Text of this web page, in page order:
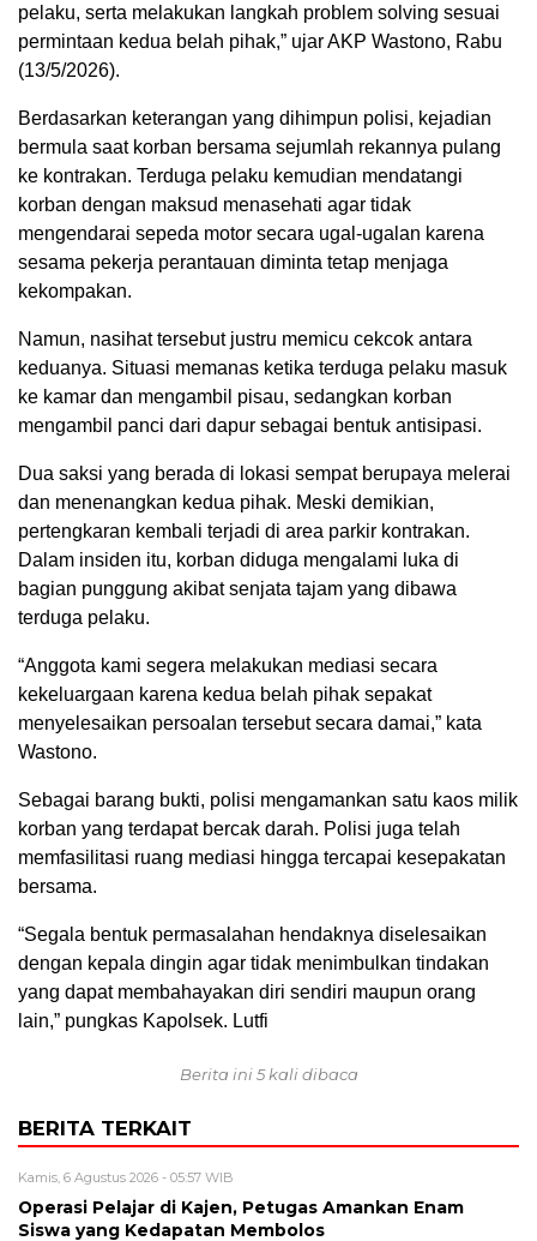
pelaku, serta melakukan langkah problem solving sesuai
permintaan kedua belah pihak,” ujar AKP Wastono, Rabu
(13/5/2026).
Berdasarkan keterangan yang dihimpun polisi, kejadian
bermula saat korban bersama sejumlah rekannya pulang
ke kontrakan. Terduga pelaku kemudian mendatangi
korban dengan maksud menasehati agar tidak
mengendarai sepeda motor secara ugal-ugalan karena
sesama pekerja perantauan diminta tetap menjaga
kekompakan.
Namun, nasihat tersebut justru memicu cekcok antara
keduanya. Situasi memanas ketika terduga pelaku masuk
ke kamar dan mengambil pisau, sedangkan korban
mengambil panci dari dapur sebagai bentuk antisipasi.
Dua saksi yang berada di lokasi sempat berupaya melerai
dan menenangkan kedua pihak. Meski demikian,
pertengkaran kembali terjadi di area parkir kontrakan.
Dalam insiden itu, korban diduga mengalami luka di
bagian punggung akibat senjata tajam yang dibawa
terduga pelaku.
“Anggota kami segera melakukan mediasi secara
kekeluargaan karena kedua belah pihak sepakat
menyelesaikan persoalan tersebut secara damai,” kata
Wastono.
Sebagai barang bukti, polisi mengamankan satu kaos milik
korban yang terdapat bercak darah. Polisi juga telah
memfasilitasi ruang mediasi hingga tercapai kesepakatan
bersama.
“Segala bentuk permasalahan hendaknya diselesaikan
dengan kepala dingin agar tidak menimbulkan tindakan
yang dapat membahayakan diri sendiri maupun orang
lain,” pungkas Kapolsek. Lutfi
Berita ini 5 kali dibaca
BERITA TERKAIT
Kamis, 6 Agustus 2026 - 05:57 WIB
Operasi Pelajar di Kajen, Petugas Amankan Enam
Siswa yang Kedapatan Membolos